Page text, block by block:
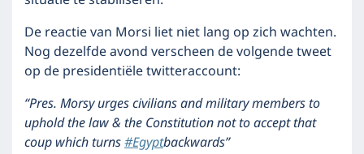
De reactie van Morsi liet niet lang op zich wachten.
Nog dezelfde avond verscheen de volgende tweet
op de presidentiële twitteraccount:
“Pres. Morsy urges civilians and military members to
uphold the law & the Constitution not to accept that
coup which turns#Egyptbackwards”